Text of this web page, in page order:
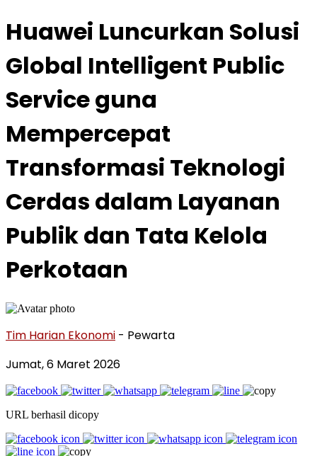
Huawei Luncurkan Solusi
Global Intelligent Public
Service guna
Mempercepat
Transformasi Teknologi
Cerdas dalam Layanan
Publik dan Tata Kelola
Perkotaan
Tim Harian Ekonomi - Pewarta
Jumat, 6 Maret 2026
URL berhasil dicopy